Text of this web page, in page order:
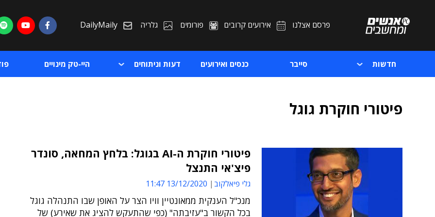
פרסם אצלנו אירועים קרובים פורומים גלריה DailyMaily
חדשות סייבר כנסים ואירועים דעות וניתוחים היי-טק מינויים
פיטורי חוקרת גוגל
פיטורי חוקרת ה-AI בגוגל: בלחץ המחאה, סונדר
פיצ'אי התנצל
גלי פיאלקוב 13/12/2020 11:47
מנכ"ל הענקית ממאונטיין וויו הצר על האופן שבו התנהלה גוגל
בכל הקשור ב"עזיבתה" (כפי שהתעקש להציג את שאירע) של